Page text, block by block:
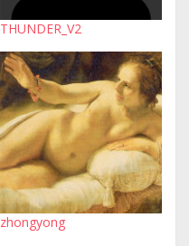
THUNDER_V2
zhongyong